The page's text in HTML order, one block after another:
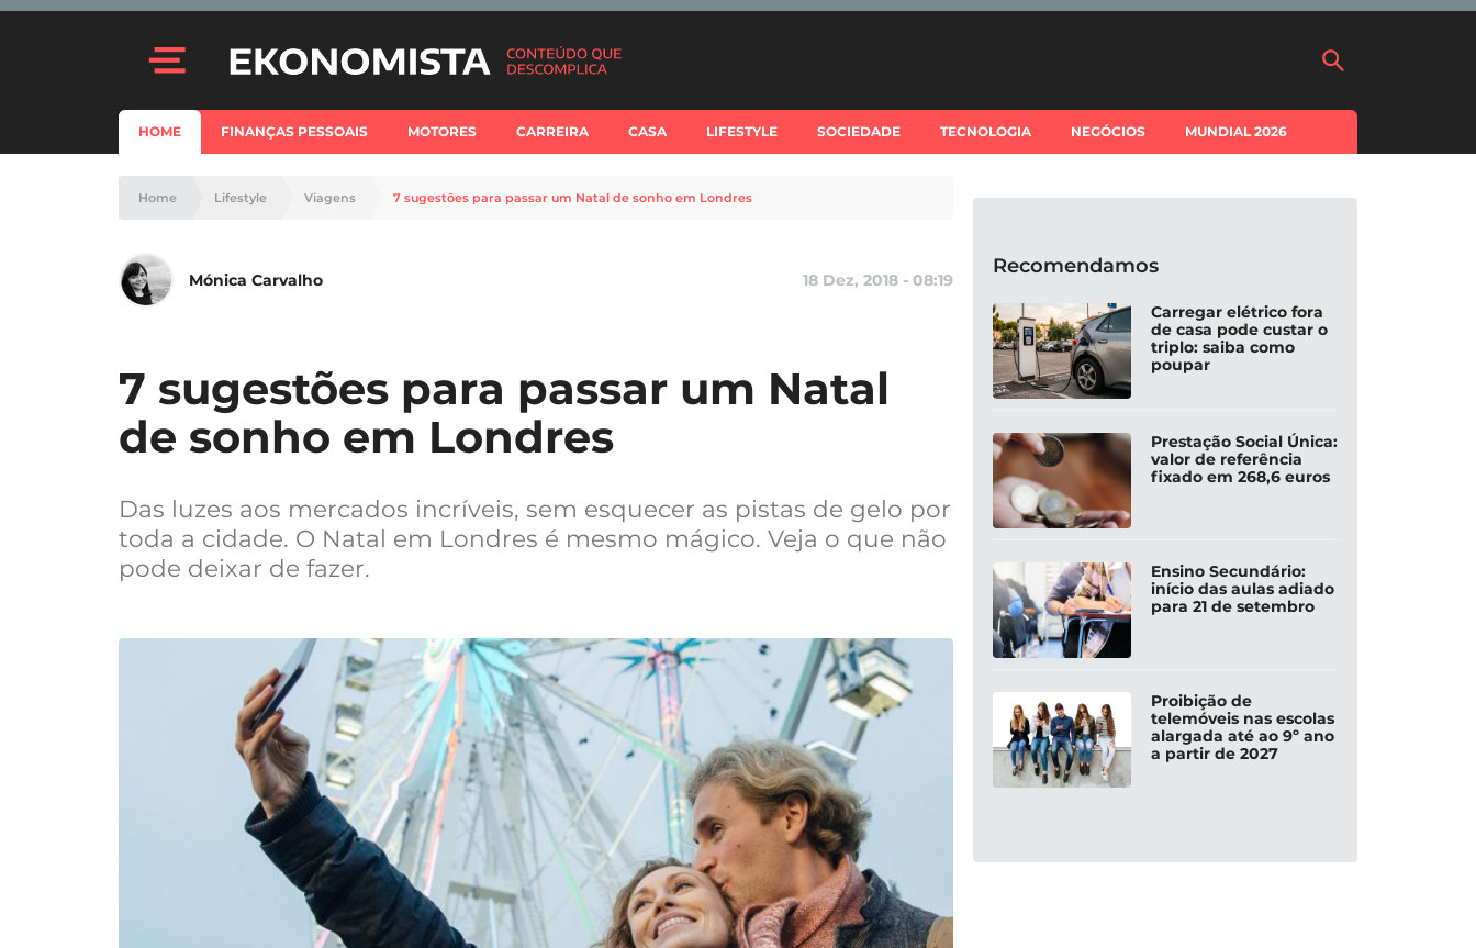
HOME FINANÇAS PESSOAIS MOTORES CARREIRA CASA LIFESTYLE SOCIEDADE TECNOLOGIA NEGÓCIOS MUNDIAL 2026
Home Lifestyle Viagens 7 sugestões para passar um Natal de sonho em Londres
Mónica Carvalho 18 Dez, 2018 - 08:19
7 sugestões para passar um Natal
de sonho em Londres
Das luzes aos mercados incríveis, sem esquecer as pistas de gelo por
toda a cidade. O Natal em Londres é mesmo mágico. Veja o que não
pode deixar de fazer.
Recomendamos
Carregar elétrico fora
de casa pode custar o
triplo: saiba como
poupar
Prestação Social Única:
valor de referência
fixado em 268,6 euros
Ensino Secundário:
início das aulas adiado
para 21 de setembro
Proibição de
telemóveis nas escolas
alargada até ao 9º ano
a partir de 2027